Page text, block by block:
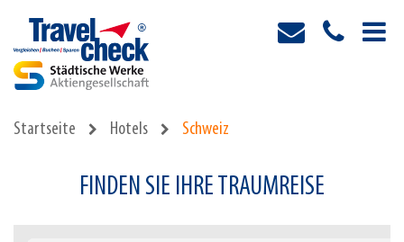
Startseite Hotels Schweiz
FINDEN SIE IHRE TRAUMREISE